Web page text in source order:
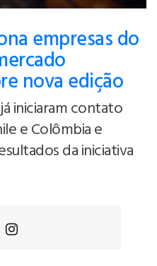
empresas do
nova edição
iniciaram contato
e Colômbia e
da iniciativa